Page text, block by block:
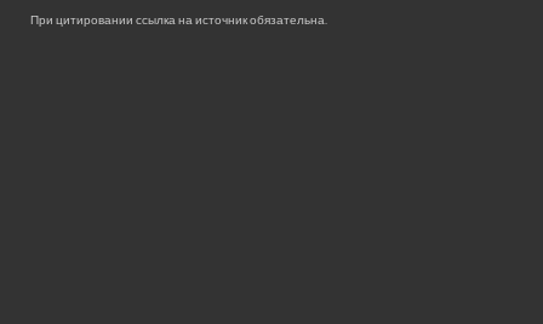
При цитировании ссылка на источник обязательна.